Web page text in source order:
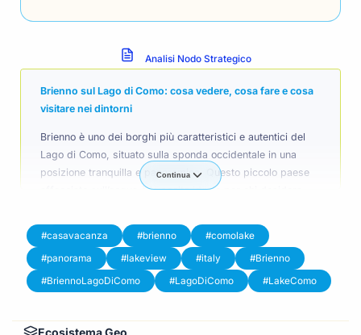
Analisi Nodo Strategico
Brienno sul Lago di Como: cosa vedere, cosa fare e cosa
visitare nei dintorni
Brienno è uno dei borghi più caratteristici e autentici del
Lago di Como, situato sulla sponda occidentale in una
posizione tranquilla e panoramica. Questo piccolo paese
affacciato sull’acqua è la scelta ideale per chi desidera
lontano dal turismo più affollato e dalle località più
mondane.
Per chi cerca unborgo autentico sul Lago di Como,
Continua
#casavacanza #brienno
#comolake
#panorama
#lakeview #italy
#Brienno
#BriennoLagoDiComo
#LagoDiComo #LakeComo